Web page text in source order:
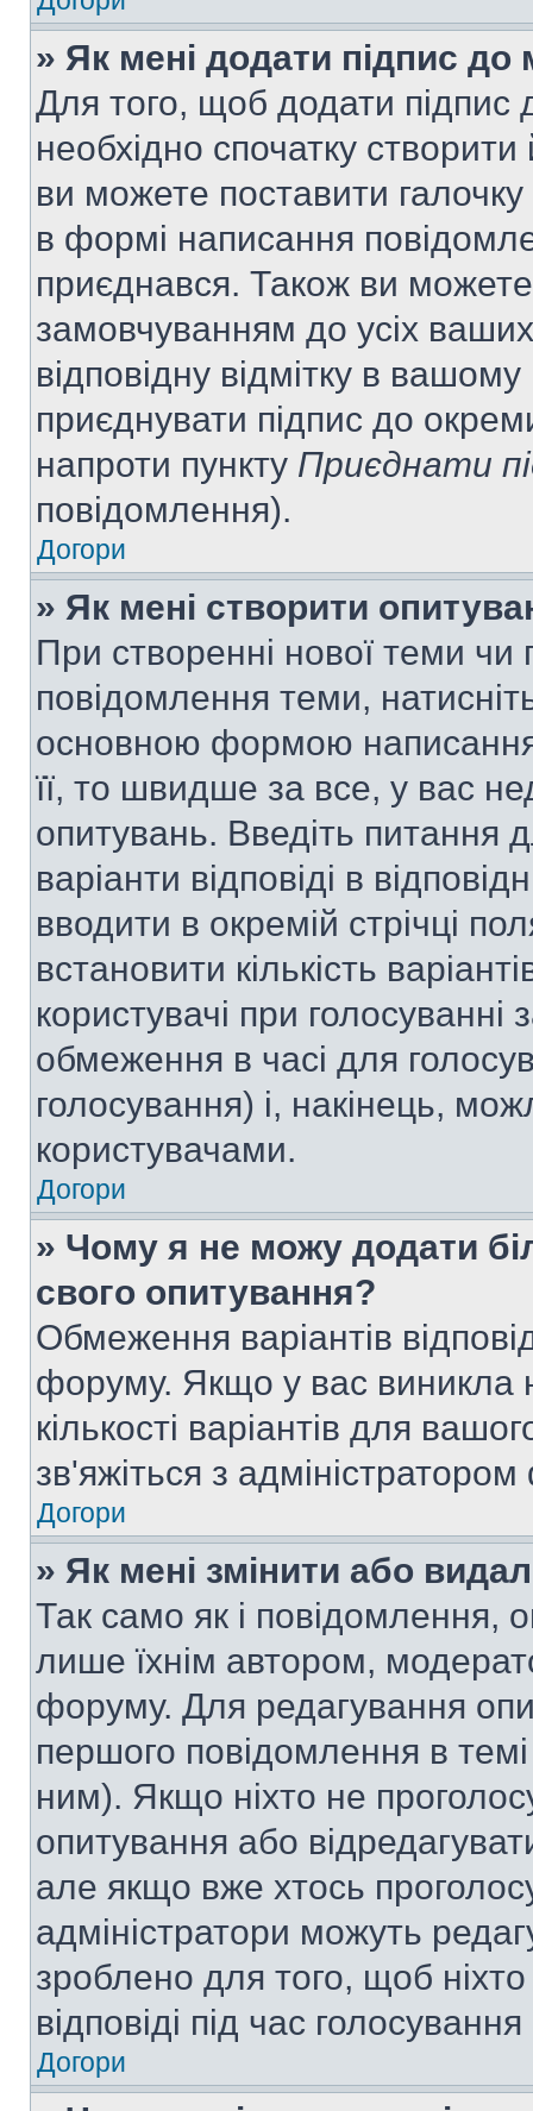
» Як мені додати підпис
Для того, щоб додати
необхідно спочатку
ви можете поставити
в формі написання
приєднався. Також ви
замовчуванням до усіх
відповідну відмітку в
приєднувати підпис до
напроти пункту Приєднати
повідомлення).
Догори
» Як мені створити
При створенні нової теми чи
повідомлення теми,
основною формою
її, то швидше за все, у вас
опитувань. Введіть питання
варіанти відповіді в
вводити в окремій стрічці
встановити кількість
користувачі при
обмеження в часі для
голосування) і, накінець,
користувачами.
Догори
» Чому я не можу додати
свого опитування?
Обмеження варіантів
форуму. Якщо у вас виникла
кількості варіантів для
зв'яжіться з
Догори
» Як мені змінити або
Так само як і повідомлення,
лише їхнім автором,
форуму. Для редагування
першого повідомлення в
ним). Якщо ніхто не
опитування або
але якщо вже хтось
адміністратори можуть
зроблено для того, щоб
відповіді під час голосування
Догори